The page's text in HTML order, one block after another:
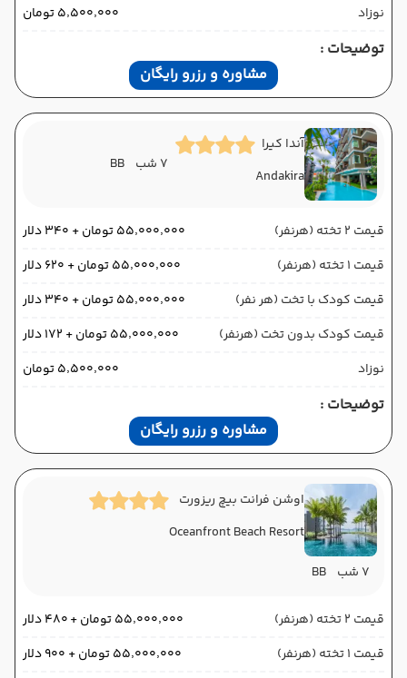
نوزاد
۵٬۵۰۰٬۰۰۰ تومان
توضیحات :
مشاوره و رزرو رایگان
آندا کیرا
Andakira
7 شب BB
قیمت 2 تخته (هرنفر)
۵۵٬۰۰۰٬۰۰۰ تومان + ۳۴۰ دلار
قیمت 1 تخته (هرنفر)
۵۵٬۰۰۰٬۰۰۰ تومان + ۶۲۰ دلار
قیمت کودک با تخت (هر نفر)
۵۵٬۰۰۰٬۰۰۰ تومان + ۳۴۰ دلار
قیمت کودک بدون تخت (هرنفر)
۵۵٬۰۰۰٬۰۰۰ تومان + ۱۷۲ دلار
نوزاد
۵٬۵۰۰٬۰۰۰ تومان
توضیحات :
مشاوره و رزرو رایگان
اوشن فرانت بیچ ریزورت
Oceanfront Beach Resort
7 شب
BB
قیمت 2 تخته (هرنفر)
۵۵٬۰۰۰٬۰۰۰ تومان + ۴۸۰ دلار
قیمت 1 تخته (هرنفر)
۵۵٬۰۰۰٬۰۰۰ تومان + ۹۰۰ دلار